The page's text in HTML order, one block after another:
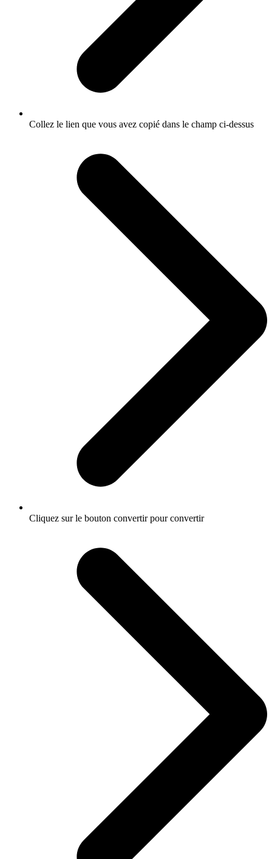
Collez le lien que vous avez copié dans le champ ci-dessus
Cliquez sur le bouton convertir pour convertir